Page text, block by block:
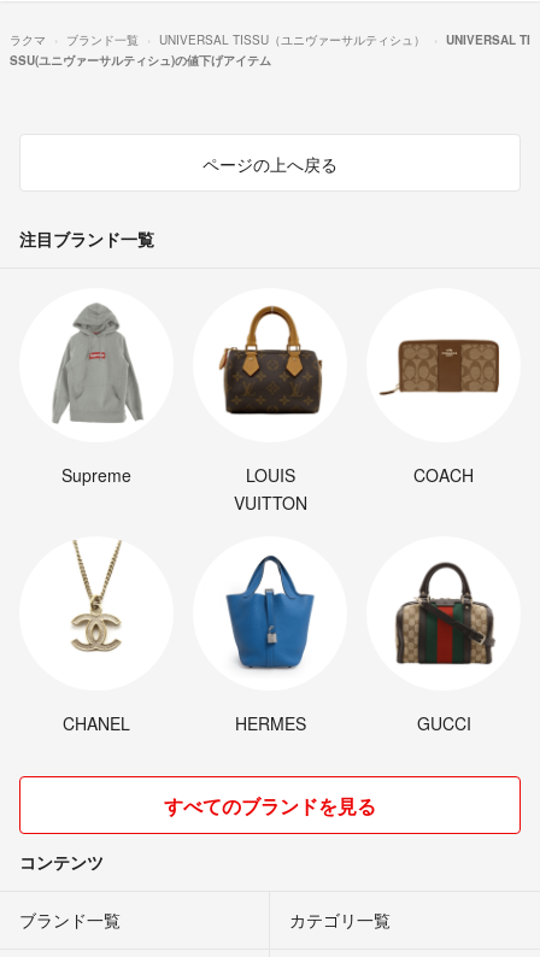
ラクマ ブランド一覧 UNIVERSAL TISSU（ユニヴァーサルティシュ）
UNIVERSAL TI
SSU(ユニヴァーサルティシュ)の値下げアイテム
ページの上へ戻る
注目ブランド一覧
Supreme
LOUIS
VUITTON
COACH
CHANEL HERMES GUCCI
すべてのブランドを見る
コンテンツ
ブランド一覧 カテゴリ一覧